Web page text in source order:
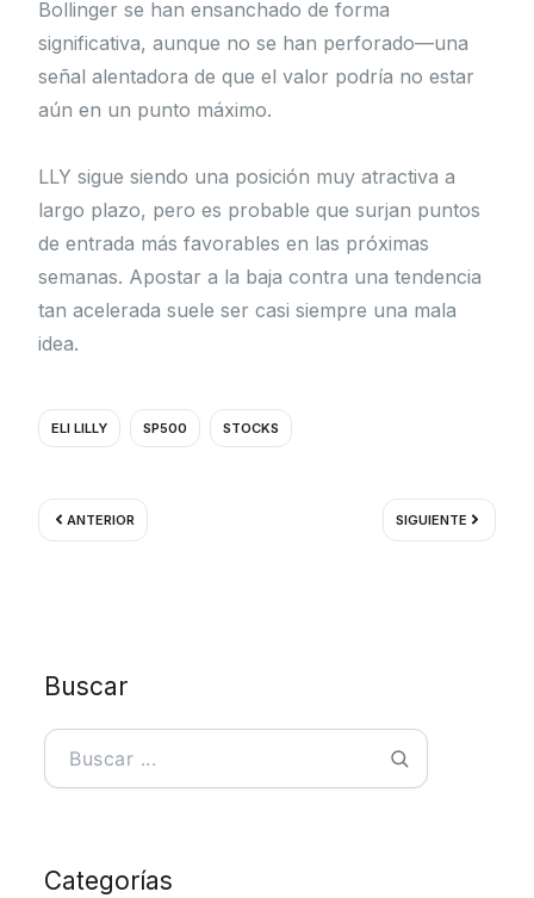
Bollinger se han ensanchado de forma
significativa, aunque no se han perforado—una
señal alentadora de que el valor podría no estar
aún en un punto máximo.
LLY sigue siendo una posición muy atractiva a
largo plazo, pero es probable que surjan puntos
de entrada más favorables en las próximas
semanas. Apostar a la baja contra una tendencia
tan acelerada suele ser casi siempre una mala
idea.
ELI LILLY SP500 STOCKS
ANTERIOR SIGUIENTE
Siguiente
Buscar
Buscar
Categorías